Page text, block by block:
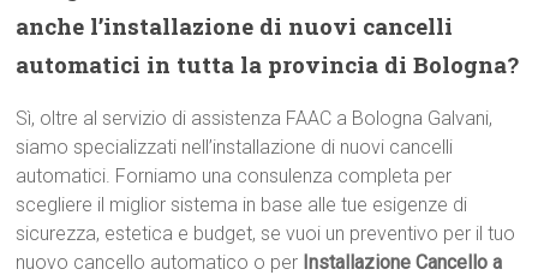
anche l’installazione di nuovi cancelli
automatici in tutta la provincia di Bologna?
Sì, oltre al servizio di assistenza FAAC a Bologna Galvani,
siamo specializzati nell’installazione di nuovi cancelli
automatici. Forniamo una consulenza completa per
scegliere il miglior sistema in base alle tue esigenze di
sicurezza, estetica e budget, se vuoi un preventivo per il tuo
nuovo cancello automatico o per Installazione Cancello a